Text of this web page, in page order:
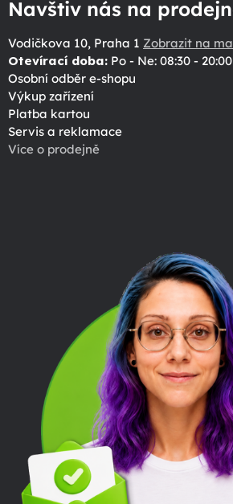
Navštiv nás na
Vodičkova 10, Praha 1 Zobrazit na
Otevírací doba: Po - Ne: 08:30 - 20:00
Osobní odběr e-shopu
Výkup zařízení
Platba kartou
Servis a reklamace
Více o prodejně